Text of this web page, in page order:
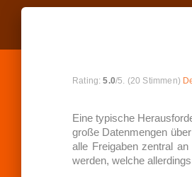
a
t
i
s
i
Rating:5.0/5. (20 Stimmen)
Eine typische
große Datenmengen
alle Freigaben zentral
werden, welche